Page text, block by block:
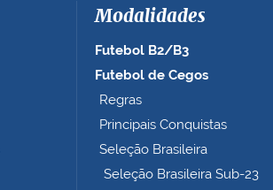
Modalidades
Futebol B2/B3
Futebol de Cegos
Regras
Principais Conquistas
Seleção Brasileira
Seleção Brasileira Sub-23